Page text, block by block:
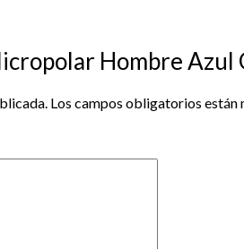
Hombre Azul
Los campos obligatorios están